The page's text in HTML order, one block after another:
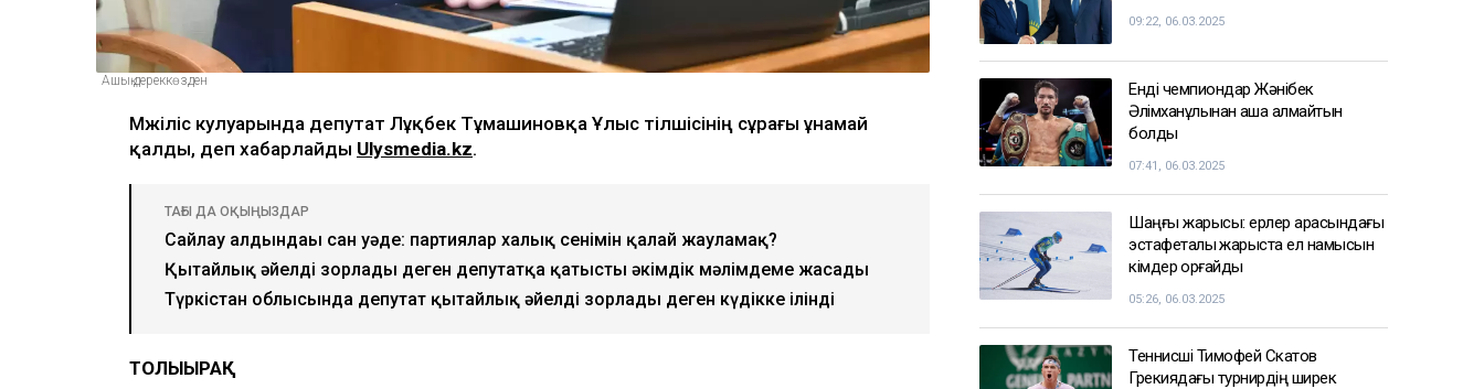
Ашық дереккөзден
Мәжіліс кулуарында депутат Лұқбек Тұмашиновқа Ұлыс тілшісінің сұрағы ұнамай
қалды, деп хабарлайды Ulysmedia.kz.
ТАҒЫ ДА ОҚЫҢЫЗДАР
Сайлау алдындағы сан уәде: партиялар халық сенімін қалай жауламақ?
Қытайлық әйелді зорлады деген депутатқа қатысты әкімдік мәлімдеме жасады
Түркістан облысында депутат қытайлық әйелді зорлады деген күдікке ілінді
ТОЛЫҒЫРАҚ
09:22, 06.03.2025
Енді чемпиондар Жәнібек
Әлімханұлынан қаша алмайтын
болды
07:41, 06.03.2025
Шаңғы жарысы: ерлер арасындағы
эстафеталық жарыста ел намысын
кімдер қорғайды
05:26, 06.03.2025
Теннисші Тимофей Скатов
Грекиядағы турнирдің ширек